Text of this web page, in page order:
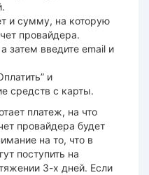
и сумму, на которую
провайдера.
затем введите email и
и
средств с карты.
платеж, на что
провайдера будет
на то, что в
поступить на
3-х дней. Если